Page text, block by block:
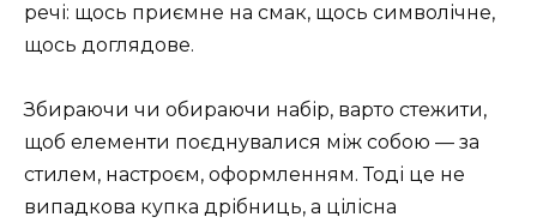
речі: щось приємне на смак, щось символічне,
щось доглядове.
Збираючи чи обираючи набір, варто стежити,
щоб елементи поєднувалися між собою — за
стилем, настроєм, оформленням. Тоді це не
випадкова купка дрібниць, а цілісна